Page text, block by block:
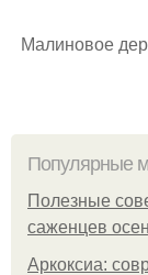
Малиновое
Популярные
Полезные
саженцев
Аркоксиа: